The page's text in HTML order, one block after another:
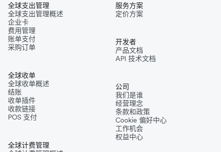
全球支出管理
全球支出管理概述
企业卡
费用管理
账单支付
采购订单
全球收单
全球收单概述
结账
收单插件
收款链接
POS 支付
全球计费管理
服务方案
定价方案
开发者
产品文档
API 技术文档
公司
我们是谁
经营理念
条款和政策
Cookie 偏好中心
工作机会
权益中心